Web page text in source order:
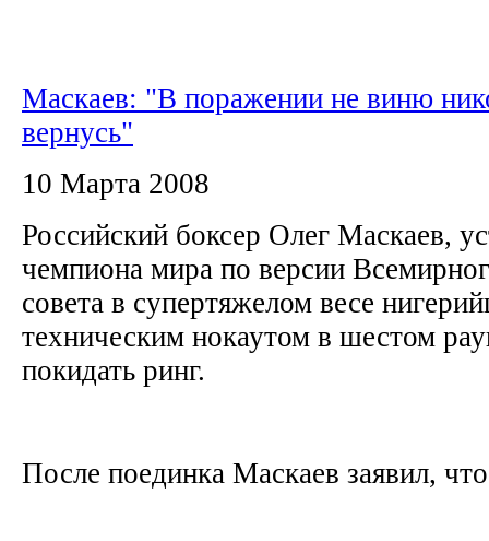
Маскаев: "В поражении не виню
вернусь"
10 Марта 2008
Российский боксер Олег Маскаев,
чемпиона мира по версии
совета в супертяжелом весе
техническим нокаутом в шестом
покидать ринг.
После поединка Маскаев заявил,